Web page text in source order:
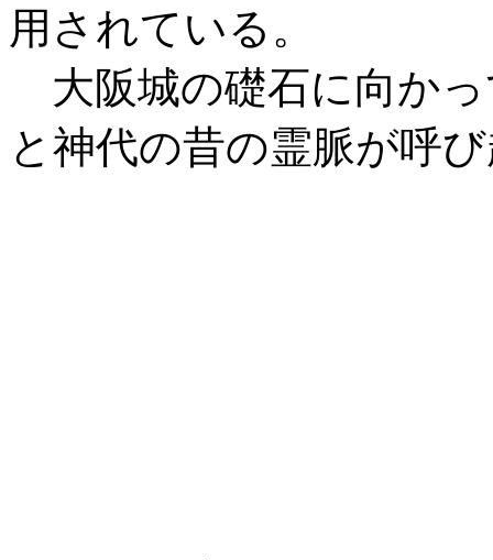
用されている。
大阪城の礎石に向か
と神代の昔の霊脈が呼